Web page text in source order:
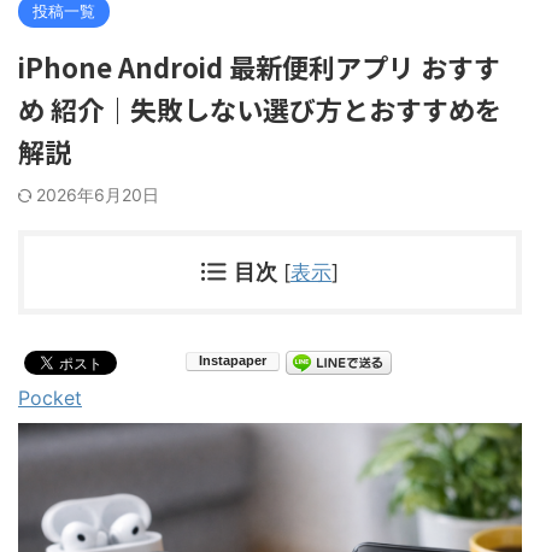
投稿一覧
iPhone Android 最新便利アプリ おすす
め 紹介｜失敗しない選び方とおすすめを
解説
2026年6月20日
目次 [表示]
Pocket